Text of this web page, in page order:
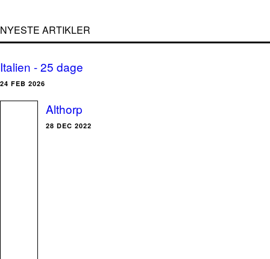
NYESTE ARTIKLER
Italien - 25 dage
24 FEB 2026
Althorp
28 DEC 2022